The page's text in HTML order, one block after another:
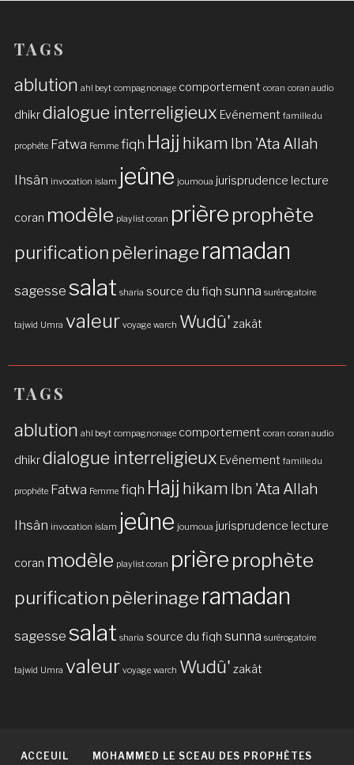
TAGS
ablution ahl beyt compagnonage comportement coran coran audio
dhikrdialogue interreligieux Evénement famille du
prophète Fatwa Femme fiqh Hajj hikam Ibn 'Ata Allah
Ihsân invocation islam jeûne joumoua jurisprudence lecture
coran modèle playlist coran prière prophète
purification pèlerinage ramadan
sagesse salat sharia source du fiqh sunna surérogatoire
tajwid Umra valeur voyage warch Wudû' zakât
TAGS
ablution ahl beyt compagnonage comportement coran coran audio
dhikrdialogue interreligieux Evénement famille du
prophète Fatwa Femme fiqh Hajj hikam Ibn 'Ata Allah
Ihsân invocation islam jeûne joumoua jurisprudence lecture
coran modèle playlist coran prière prophète
purification pèlerinage ramadan
sagesse salat sharia source du fiqh sunna surérogatoire
tajwid Umra valeur voyage warch Wudû' zakât
ACCEUIL MOHAMMED LE SCEAU DES PROPHÈTES